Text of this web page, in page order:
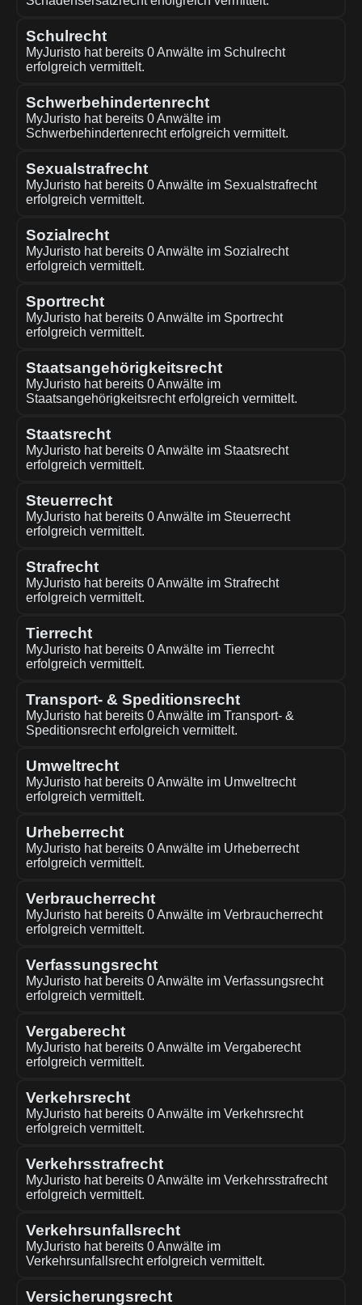
Schulrecht
MyJuristo hat bereits 0 Anwälte im Schulrecht
erfolgreich vermittelt.
Schwerbehindertenrecht
MyJuristo hat bereits 0 Anwälte im
Schwerbehindertenrecht erfolgreich vermittelt.
Sexualstrafrecht
MyJuristo hat bereits 0 Anwälte im Sexualstrafrecht
erfolgreich vermittelt.
Sozialrecht
MyJuristo hat bereits 0 Anwälte im Sozialrecht
erfolgreich vermittelt.
Sportrecht
MyJuristo hat bereits 0 Anwälte im Sportrecht
erfolgreich vermittelt.
Staatsangehörigkeitsrecht
MyJuristo hat bereits 0 Anwälte im
Staatsangehörigkeitsrecht erfolgreich vermittelt.
Staatsrecht
MyJuristo hat bereits 0 Anwälte im Staatsrecht
erfolgreich vermittelt.
Steuerrecht
MyJuristo hat bereits 0 Anwälte im Steuerrecht
erfolgreich vermittelt.
Strafrecht
MyJuristo hat bereits 0 Anwälte im Strafrecht
erfolgreich vermittelt.
Tierrecht
MyJuristo hat bereits 0 Anwälte im Tierrecht
erfolgreich vermittelt.
Transport- & Speditionsrecht
MyJuristo hat bereits 0 Anwälte im Transport- &
Speditionsrecht erfolgreich vermittelt.
Umweltrecht
MyJuristo hat bereits 0 Anwälte im Umweltrecht
erfolgreich vermittelt.
Urheberrecht
MyJuristo hat bereits 0 Anwälte im Urheberrecht
erfolgreich vermittelt.
Verbraucherrecht
MyJuristo hat bereits 0 Anwälte im Verbraucherrecht
erfolgreich vermittelt.
Verfassungsrecht
MyJuristo hat bereits 0 Anwälte im Verfassungsrecht
erfolgreich vermittelt.
Vergaberecht
MyJuristo hat bereits 0 Anwälte im Vergaberecht
erfolgreich vermittelt.
Verkehrsrecht
MyJuristo hat bereits 0 Anwälte im Verkehrsrecht
erfolgreich vermittelt.
Verkehrsstrafrecht
MyJuristo hat bereits 0 Anwälte im Verkehrsstrafrecht
erfolgreich vermittelt.
Verkehrsunfallsrecht
MyJuristo hat bereits 0 Anwälte im
Verkehrsunfallsrecht erfolgreich vermittelt.
Versicherungsrecht